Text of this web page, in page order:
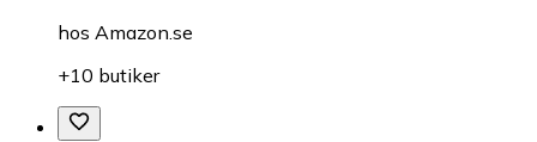
hos Amazon.se
+10 butiker